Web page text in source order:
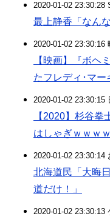
2020-01-02 23:30:28
最上静香「なん
2020-01-02 23:30:16
【映画】『ボヘ
たフレディ･マー
2020-01-02 23:30:15
【2020】杉谷
はしゃぎｗｗｗ
2020-01-02 23:30:14
北海道民「大晦
道だけ！」
2020-01-02 23:30:13